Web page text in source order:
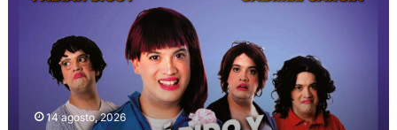
14 agosto, 2026